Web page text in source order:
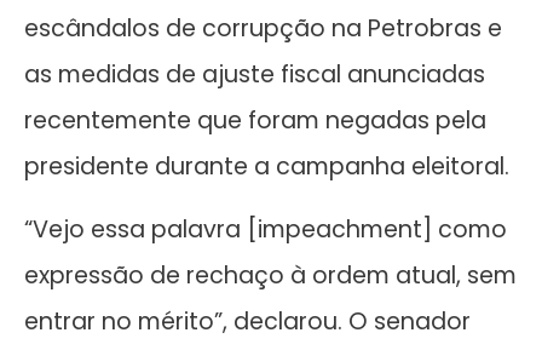
escândalos de corrupção na Petrobras e
as medidas de ajuste fiscal anunciadas
recentemente que foram negadas pela
presidente durante a campanha eleitoral.
“Vejo essa palavra [impeachment] como
expressão de rechaço à ordem atual, sem
entrar no mérito”, declarou. O senador